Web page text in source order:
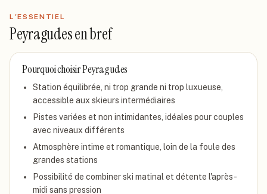
L'ESSENTIEL
Peyragudesen bref
Pourquoi choisirPeyragudes
Station équilibrée, ni trop grande ni trop luxueuse,
accessible aux skieurs intermédiaires
Pistes variées et non intimidantes, idéales pour couples
avec niveaux différents
Atmosphère intime et romantique, loin de la foule des
grandes stations
Possibilité de combiner ski matinal et détente l'après-
midi sans pression